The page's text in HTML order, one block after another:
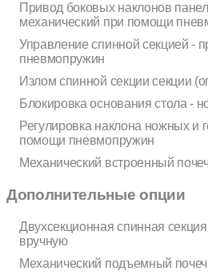
Привод боковых наклонов
механический при помощи
Управление спинной секцией -
пневмопружин
Излом спинной секции секции
Блокировка основания стола -
Регулировка наклона ножных и
помощи пневмопружин
Механический встроенный
Дополнительные опции
Двухсекционная спинная
вручную
Механический подъемный